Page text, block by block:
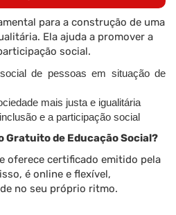
para a construção de uma
Ela ajuda a promover a
social.
de pessoas em situação de
mais justa e igualitária
e a participação social
Gratuito de Educação Social?
oferece certificado emitido pela
é online e flexível,
no seu próprio ritmo.